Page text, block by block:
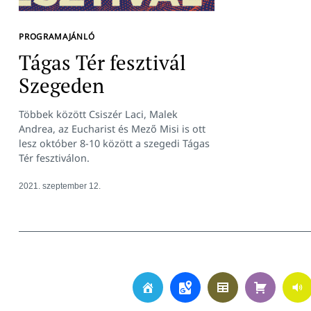
PROGRAMAJÁNLÓ
Tágas Tér fesztivál
Szegeden
Többek között Csiszér Laci, Malek
Andrea, az Eucharist és Mező Misi is ott
lesz október 8-10 között a szegedi Tágas
Tér fesztiválon.
2021. szeptember 12.